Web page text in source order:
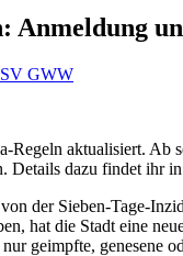
Anmeldung
GWW
Regeln aktualisiert. Ab
Details dazu findet ihr
der Sieben-Tage-
hat die Stadt eine
geimpfte, genesene